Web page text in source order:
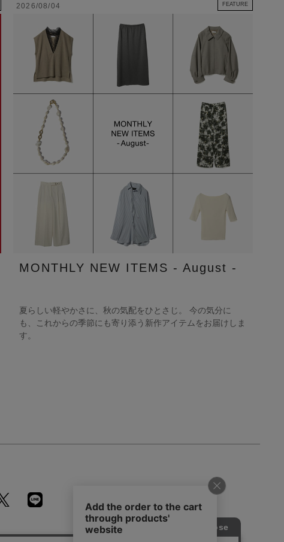
2026/08/04 FEATURE
MONTHLY NEW ITEMS - August -
夏らしい軽やかさに、秋の気配をひとさじ。 今の気分に
も、これからの季節にも寄り添う新作アイテムをお届けしま
す。